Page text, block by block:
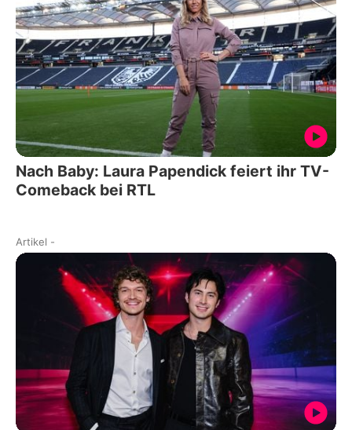
Nach Baby: Laura Papendick feiert ihr TV-
Comeback bei RTL
Artikel -